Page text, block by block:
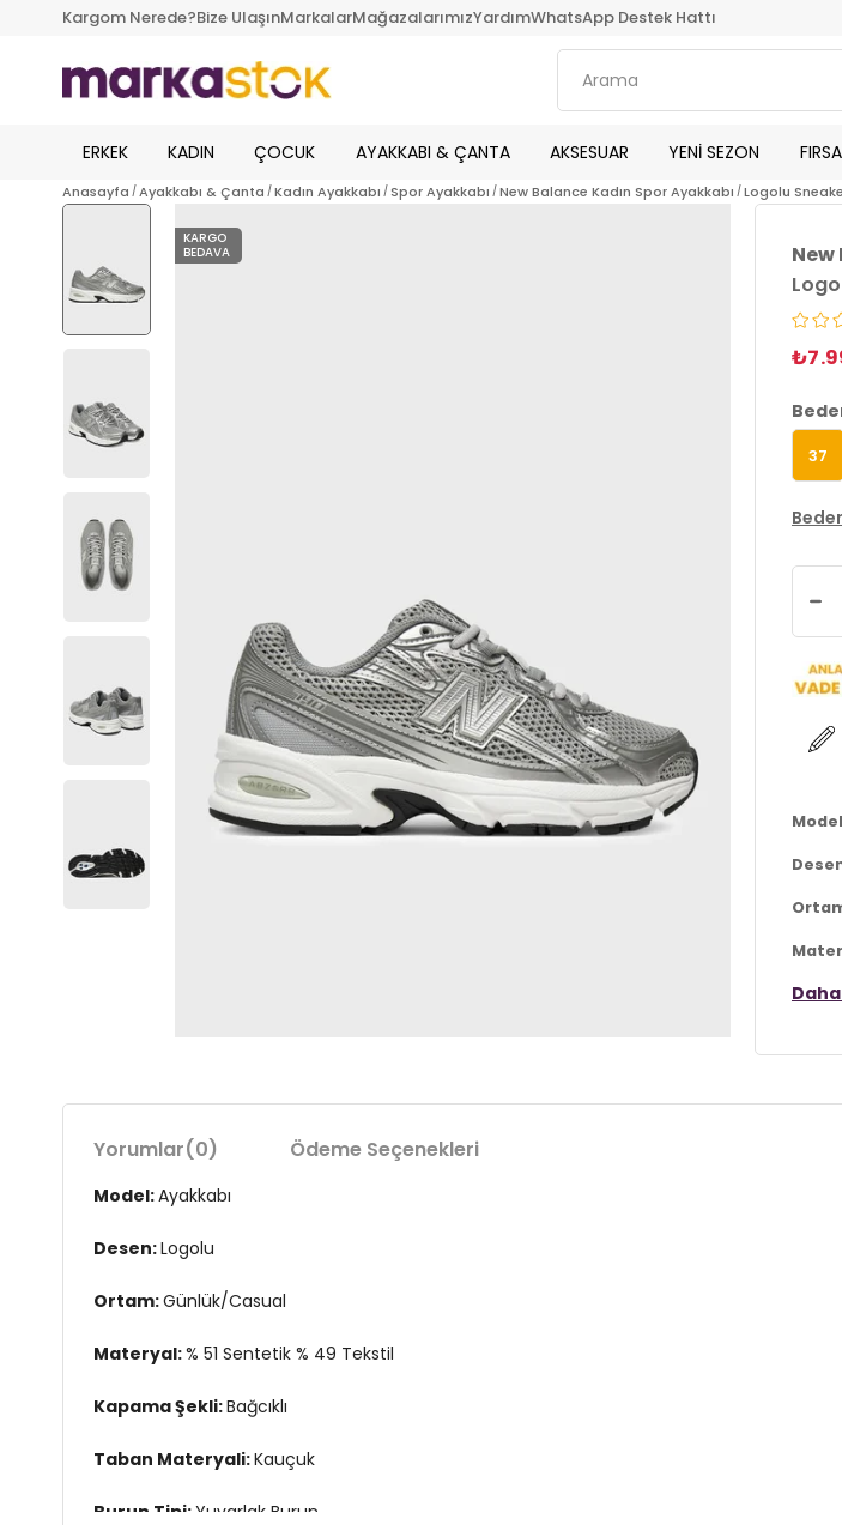
Kargom Nerede?Bize UlaşınMarkalarMağazalarımızYardımWhatsApp Destek Hattı
ERKEK KADIN ÇOCUK AYAKKABI & ÇANTA AKSESUAR YENİ SEZON
Anasayfa Ayakkabı & Çanta Kadın Ayakkabı Spor Ayakkabı New Balance Kadın Spor Ayakkabı Logolu
KARGO
BEDAVA
37
Yorumlar(0) Ödeme Seçenekleri
Model:Ayakkabı
Desen:Logolu
Ortam:Günlük/Casual
Materyal:% 51 Sentetik % 49 Tekstil
Kapama Şekli:Bağcıklı
Taban Materyali:Kauçuk
Burun Tipi:Yuvarlak Burun